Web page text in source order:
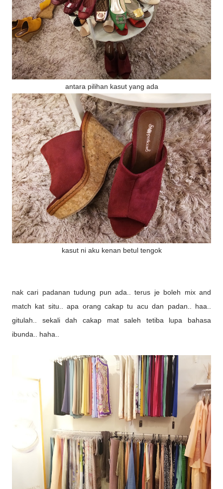
antara pilihan kasut yang ada
kasut ni aku kenan betul tengok
nak cari padanan tudung pun ada.. terus je boleh mix and
match kat situ.. apa orang cakap tu acu dan padan.. haa..
gitulah.. sekali dah cakap mat saleh tetiba lupa bahasa
ibunda.. haha..